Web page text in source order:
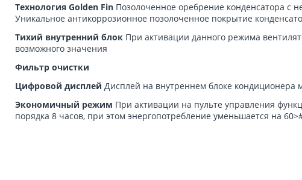
Технология Golden Fin Позолоченное оребрение конденсатора с
Уникальное антикоррозионное позолоченное покрытие
Тихий внутренний блок При активации данного режима
возможного значения
Фильтр очистки
Цифровой дисплей Дисплей на внутреннем блоке
Экономичный режим При активации на пульте управления
порядка 8 часов, при этом энергопотребление уменьшается на